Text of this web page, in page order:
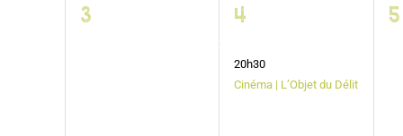
13
2
4
20h30
Cinéma | L’Objet du Délit
15